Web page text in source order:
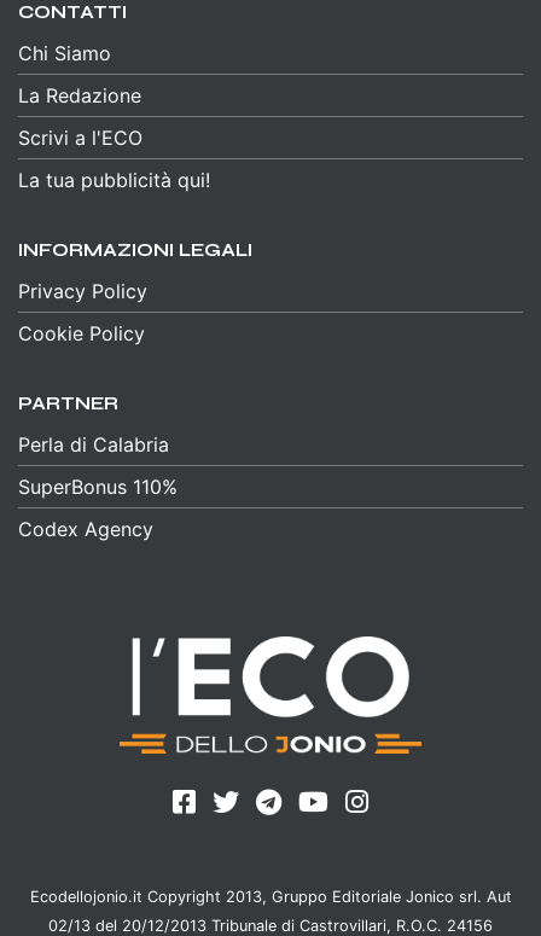
CONTATTI
Chi Siamo
La Redazione
Scrivi a l'ECO
La tua pubblicità qui!
INFORMAZIONI LEGALI
Privacy Policy
Cookie Policy
PARTNER
Perla di Calabria
SuperBonus 110%
Codex Agency
Ecodellojonio.it Copyright 2013, Gruppo Editoriale Jonico srl. Aut
02/13 del 20/12/2013 Tribunale di Castrovillari, R.O.C. 24156